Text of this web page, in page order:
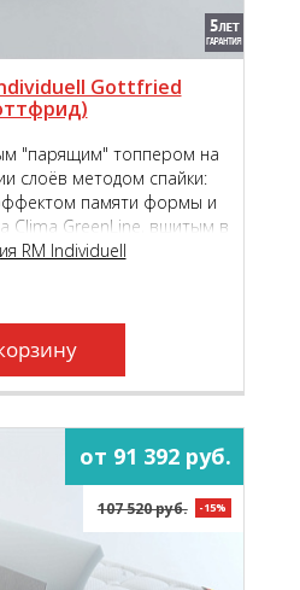
Gottfried
"парящим" топпером на
слоёв методом спайки:
памяти формы и
Clima GreenLine, вшитым в
основе премиального
RM Individuell
от 91 392 руб.
107 520 руб. -15%